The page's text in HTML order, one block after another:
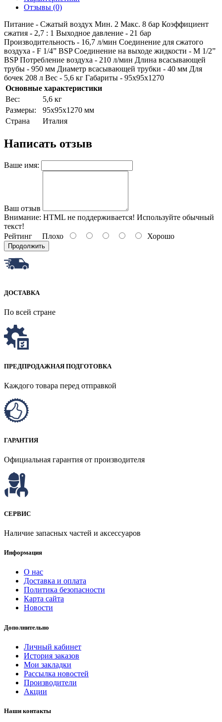
Отзывы (0)
Питание - Сжатый воздух Мин. 2 Макс. 8 бар Коэффициент
сжатия - 2,7 : 1 Выходное давление - 21 бар
Производительность - 16,7 л/мин Соединение для сжатого
воздуха - F 1/4” BSP Соединение на выходе жидкости - М 1/2”
BSP Потребление воздуха - 210 л/мин Длина всасывающей
трубы - 950 мм Диаметр всасывающей трубки - 40 мм Для
бочек 208 л Вес - 5,6 кг Габариты - 95x95x1270
Основные характеристики
Bec:
5,6 кг
Paзмepы:
95x95x1270 мм
Страна
Италия
Написать отзыв
Ваше имя:
Ваш отзыв
Внимание: HTML не поддерживается! Используйте обычный
текст!
Рейтинг Плохо Хорошо
Продолжить
ДОСТАВКА
По всей стране
ПРЕДПРОДАЖНАЯ ПОДГОТОВКА
Каждого товара перед отправкой
ГАРАНТИЯ
Официальная гарантия от производителя
СЕРВИС
Наличие запасных частей и аксессуаров
Информация
О нас
Доставка и оплата
Политика безопасности
Карта сайта
Новости
Дополнительно
Личный кабинет
История заказов
Мои закладки
Рассылка новостей
Производители
Акции
Наши контакты